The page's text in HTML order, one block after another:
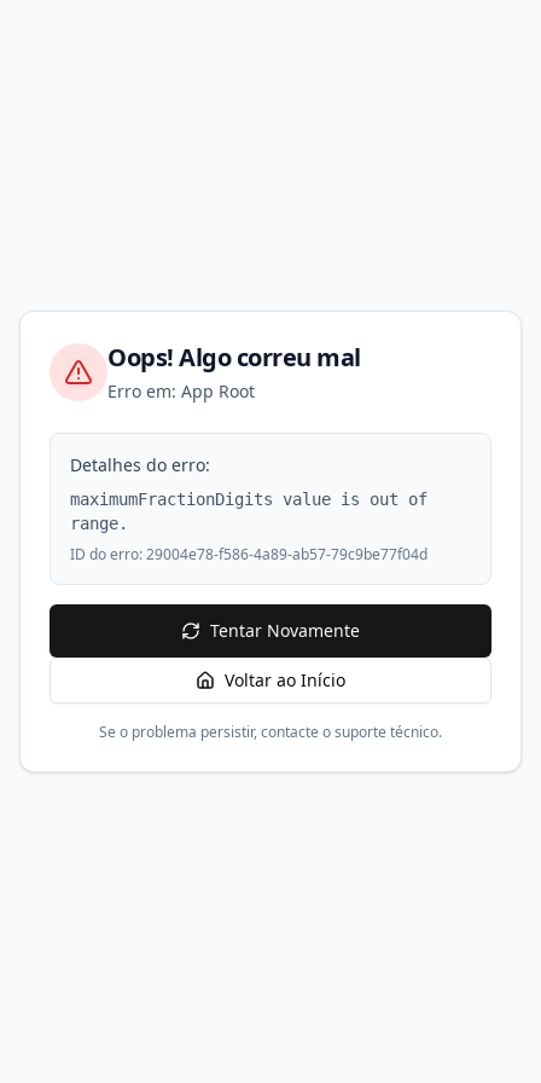
Oops! Algo correu mal
Erro em: App Root
Detalhes do erro:
maximumFractionDigits value is out of
range.
ID do erro:29004e78-f586-4a89-ab57-79c9be77f04d
Tentar Novamente
Voltar ao Início
Se o problema persistir, contacte o suporte técnico.